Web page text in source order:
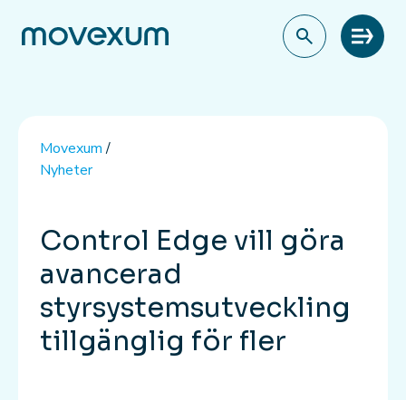
Meny
Movexum/
Nyheter
Control Edge vill göra
avancerad
styrsystemsutveckling
tillgänglig för fler